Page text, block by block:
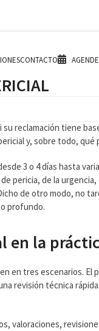
CONTACTO
reclamación tiene
y, sobre todo,
3 o 4 días hasta
pericia, de la
de otro modo, no
profundo.
en la
en tres escenarios.
revisión técnica
valoraciones,